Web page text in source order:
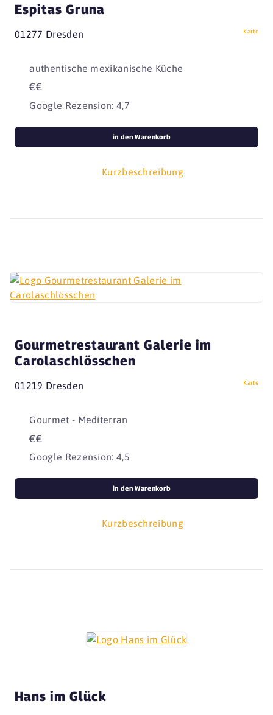
Espitas Gruna
01277 Dresden Karte
authentische mexikanische Küche
€€
Google Rezension: 4,7
Kurzbeschreibung
in den Warenkorb
Gourmetrestaurant Galerie im
Carolaschlösschen
01219 Dresden Karte
Gourmet - Mediterran
€€
Google Rezension: 4,5
Kurzbeschreibung
in den Warenkorb
Hans im Glück